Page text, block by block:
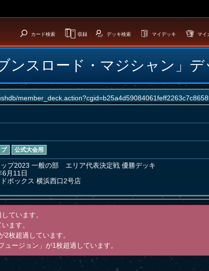
カード検索 収録 デッキ検索 マイデッキ マイ
ンスロード・マジシャン」
公式大会用
プ2023 一般の部　エリア代表決定戦 優勝デッキ
6月11日
ボックス 横浜西口2号店
ています。
ます。
枚超過しています。
ージョン」が1枚超過しています。